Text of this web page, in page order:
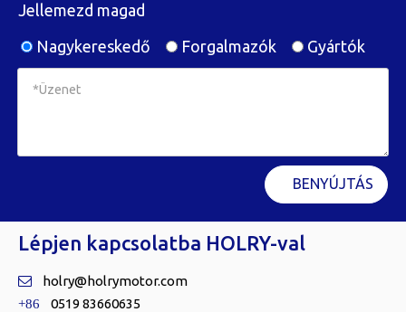
Jellemezd magad
Nagykereskedő
Forgalmazók Gyártók
BENYÚJTÁS
Lépjen kapcsolatba HOLRY-val
 holry@holrymotor.com
+86 0519 83660635